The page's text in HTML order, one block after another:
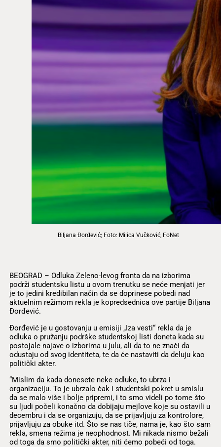
Biljana Đorđević; Foto: Milica Vučković, FoNet
BEOGRAD – Odluka Zeleno-levog fronta da na izborima
podrži studentsku listu u ovom trenutku se neće menjati jer
je to jedini kredibilan način da se doprinese pobedi nad
aktuelnim režimom rekla je kopredsednica ove partije Biljana
Đorđević.
Đorđević je u gostovanju u emisiji „Iza vesti“ rekla da je
odluka o pružanju podrške studentskoj listi doneta kada su
postojale najave o izborima u julu, ali da to ne znači da
odustaju od svog identiteta, te da će nastaviti da deluju kao
politički akter.
“Mislim da kada donesete neke odluke, to ubrza i
organizaciju. To je ubrzalo čak i studentski pokret u smislu
da se malo više i bolje pripremi, i to smo videli po tome što
su ljudi počeli konačno da dobijaju mejlove koje su ostavili u
decembru i da se organizuju, da se prijavljuju za kontrolore,
prijavljuju za obuke itd. Što se nas tiče, nama je, kao što sam
rekla, smena režima je neophodnost. Mi nikada nismo bežali
od toga da smo politički akter, niti ćemo pobeći od toga.